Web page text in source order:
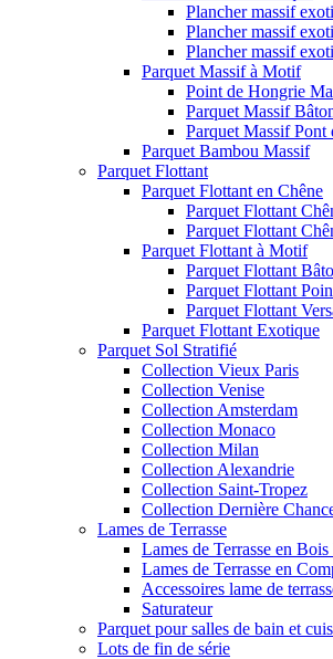
Plancher massif
Plancher massif
Plancher massif
Parquet Massif à Motif
Point de Hongrie
Parquet Massif
Parquet Massif Pont
Parquet Bambou Massif
Parquet Flottant
Parquet Flottant en Chêne
Parquet Flottant
Parquet Flottant
Parquet Flottant à Motif
Parquet Flottant
Parquet Flottant
Parquet Flottant
Parquet Flottant Exotique
Parquet Sol Stratifié
Collection Vieux Paris
Collection Venise
Collection Amsterdam
Collection Monaco
Collection Milan
Collection Alexandrie
Collection Saint-Tropez
Collection Dernière
Lames de Terrasse
Lames de Terrasse en
Lames de Terrasse en
Accessoires lame de
Saturateur
Parquet pour salles de bain et
Lots de fin de série